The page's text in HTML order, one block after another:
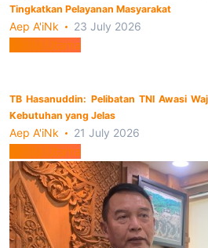
Tingkatkan Pelayanan Masyarakat
Aep A'iNk 23 July 2026
Berita Utama
TB Hasanuddin: Pelibatan TNI Awasi
Kebutuhan yang Jelas
Aep A'iNk 21 July 2026
Berita Utama